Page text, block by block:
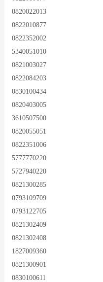
0820022013
0822010877
0822352002
5340051010
0821003027
0822084203
0830100434
0820403005
3610507500
0820055051
0822351006
5777770220
5727940220
0821300285
0793109709
0793122705
0821302409
0821302408
1827009360
0821300901
0830100611